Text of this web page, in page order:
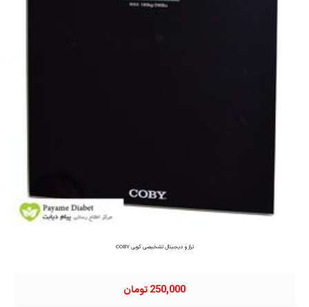
ترازو دیجیتال تشخیصی کوبی COBY
250,000 تومان